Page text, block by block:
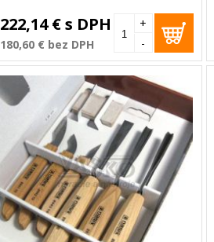
222,14 €s DPH
180,60 € bez DPH -
+